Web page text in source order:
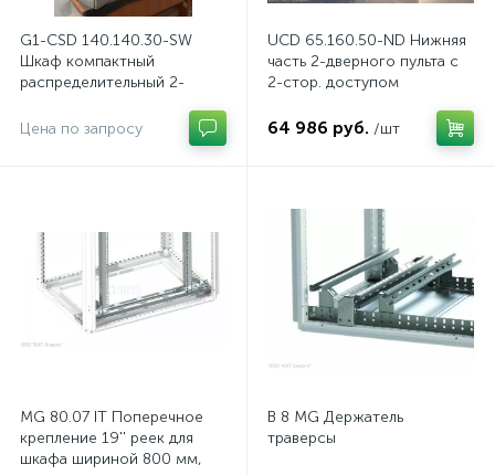
G1-CSD 140.140.30-SW
Шкаф компактный
распределительный 2-
стали, с перемычкой
Цена по запросу
UCD 65.160.50-ND Нижняя
часть 2-дверного пульта с
2-стор. доступом
64 986 руб. /шт
MG 80.07 IT Поперечное
крепление 19'' реек для
шкафа шириной 800 мм,
B 8 MG Держатель
траверсы